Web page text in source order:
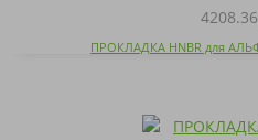
ПРОКЛАДКА HNBR для